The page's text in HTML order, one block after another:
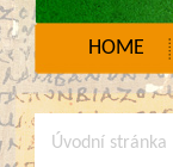
HOME
Úvodní stránka